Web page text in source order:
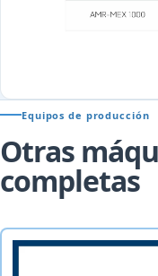
Equipos de producción
Otras
completas